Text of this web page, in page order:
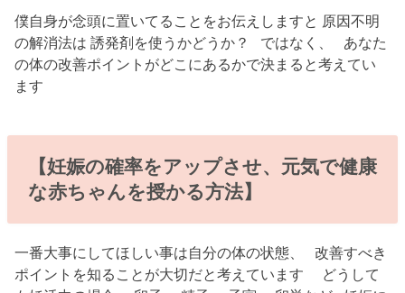
僕自身が念頭に置いてることをお伝えしますと 原因不明
の解消法は 誘発剤を使うかどうか？ ではなく、 あなた
の体の改善ポイントがどこにあるかで決まると考えてい
ます
【妊娠の確率をアップさせ、元気で健康
な赤ちゃんを授かる方法】
一番大事にしてほしい事は自分の体の状態、 改善すべき
ポイントを知ることが大切だと考えています どうして